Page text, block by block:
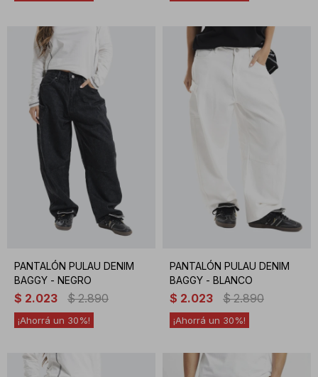
PANTALÓN PULAU DENIM
BAGGY - NEGRO
$ 2.023 $ 2.890
30
PANTALÓN PULAU DENIM
BAGGY - BLANCO
$ 2.023 $ 2.890
30